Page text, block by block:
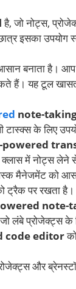
है, जो नोट्स,
इसका उपयोग
बनाता है।
हैं। यह टूल
note-
टास्क्स के लिए
powered
क्लास में नोट्स
मैनेजमेंट को
ट्रैक पर रखता है।
note-
लंबे प्रोजेक्ट्स के
code editor
और